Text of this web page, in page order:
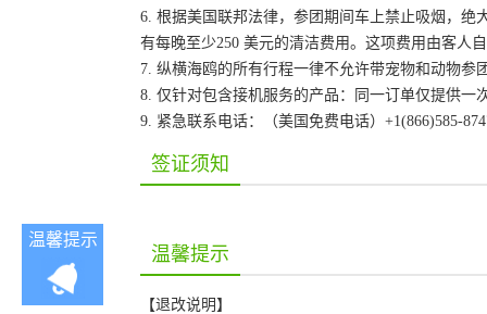
6. 根据美国联邦法律，参团期间车上禁止吸烟，
有每晚至少250 美元的清洁费用。这项费用由客人
7. 纵横海鸥的所有行程一律不允许带宠物和动物参
8. 仅针对包含接机服务的产品：同一订单仅提供
9. 紧急联系电话：（美国免费电话）+1(866)585-
签证须知
温馨提示
温馨提示
【退改说明】